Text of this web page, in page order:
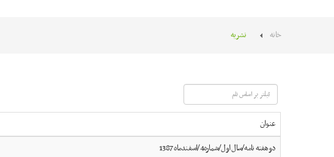
خانه نشریه
فیلتر
بر
اساس
نام
عنوان
دوهفته نامه/سال اول/شماره4/اسفندماه 1387